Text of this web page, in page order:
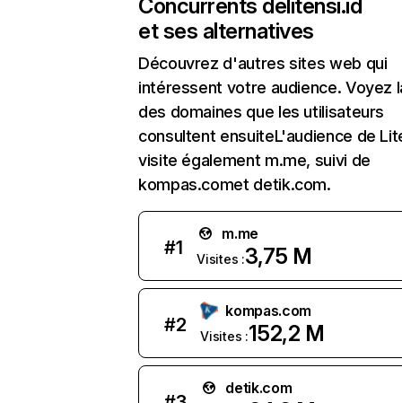
Concurrents delitensi.id
et ses alternatives
Découvrez d'autres sites web qui
intéressent votre audience. Voyez
des domaines que les utilisateurs
consultent ensuiteL'audience de
visite également m.me, suivi de
kompas.comet detik.com.
#1
m.me
Visites :3,75 M
#2
kompas.com
Visites :152,2 M
detik.com